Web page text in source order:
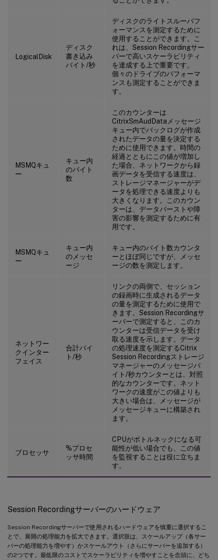
LogicalDisk
ディスク
書き込み
バイト/秒
ディスクのライトスルーパフ
ォーマンスを測定するために
使用することができます。こ
れは、Session Recordingサー
バーで高いスケーラビリティ
を達成する上で重要です。
個々のドライブのパフォーマ
ンスも測定することができま
す。
MSMQキュ
ー
キュー内
のバイト
数
このカウンターは
CitrixSmAudDataメッセージ
キュー内でバックログが作成
されたデータの量を決定する
ために使用できます。時間の
経過とともにこの値が増加し
た場合、ネットワークから録
画データを受信する速度は、
ストレージマネージャーがデ
ータを処理できる速度よりも
大きくなります。このカウン
ターは、データバーストや障
害の影響を測定するために有
用です。
MSMQキュ
ー
キュー内
のメッセ
ージ
キュー内のバイト数カウンタ
ーとほぼ同じですが、メッセ
ージの数を測定します。
ネットワー
クインター
フェイス
合計バイ
ト/秒
リンクの両側で、セッション
の録画時に生成されるデータ
の量を測定するために使用で
きます。Session Recordingサ
ーバーで測定すると、このカ
ウンターは受信データを受け
取る速度を示します。データ
の処理速度を測定するCitrix
Session Recordingストレージ
マネージャーのメッセージバ
イト/秒カウンターとは、対照
的なカウンターです。ネット
ワークの速度がこの値よりも
大きい場合は、メッセージが
メッセージキューに構築され
ます。
プロセッサ
%プロセ
ッサ時間
CPUがボトルネックになる可
能性が低い場合でも、この値
を監視することは役に立ちま
す。
Session Recordingサーバーのハードウェア
Session Recordingサーバーで使用されるハードウェアを慎重に選択するこ
とで、展開の処理能力を拡大できます。選択肢は、スケールアップ（各サー
バーの処理能力を増やす）かスケールアウト（さらにサーバーを追加する）
の2つです。最低限のコストでスケーラビリティを増やすことを念頭に、どち